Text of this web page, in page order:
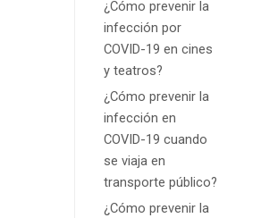
¿Cómo prevenir la
infección por
COVID-19 en cines
y teatros?
¿Cómo prevenir la
infección en
COVID-19 cuando
se viaja en
transporte público?
¿Cómo prevenir la